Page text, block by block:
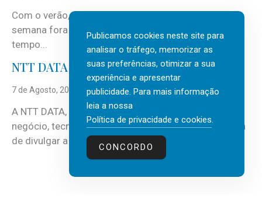
Com o verão, chegam também as férias, os fins-de-
semana fora e os dias em que a casa fica mais
tempo...
NTT DATA Insurtech Global Outlook 2026
7 de Agosto, 2026
A NTT DATA, consultora global em serviços de
negócio, tecnologia e inteligência artificial (IA), acaba
de divulgar a mais recente...
Publicamos cookies neste site para
analisar o tráfego, memorizar as
suas preferências, otimizar a sua
experiência e apresentar
publicidade. Para mais informação
leia a nossa
Política de privacidade e cookies.
CONCORDO